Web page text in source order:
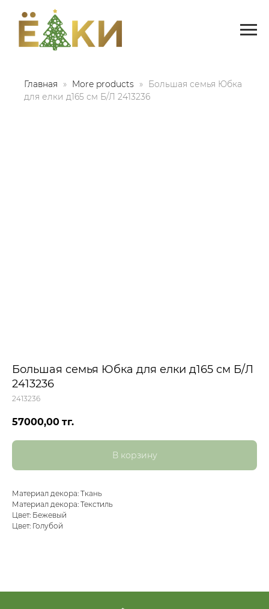
Главная More products
Большая семья Юбка
для елки д165 см Б/Л 2413236
Большая семья Юбка для елки д165 см Б/Л
2413236
2413236
57000,00 тг.
В корзину
Материал декора: Ткань
Материал декора: Текстиль
Цвет: Бежевый
Цвет: Голубой